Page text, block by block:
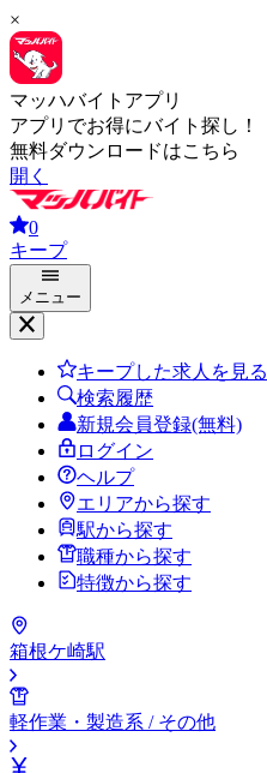
×
マッハバイトアプリ
アプリでお得にバイト探し！
無料ダウンロードはこちら
開く
0
キープ
メニュー
キープした求人を見る
検索履歴
新規会員登録(無料)
ログイン
ヘルプ
エリアから探す
駅から探す
職種から探す
特徴から探す
箱根ケ崎駅
軽作業・製造系 / その他